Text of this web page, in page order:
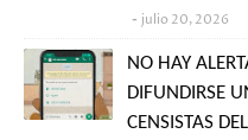
julio 20, 2026
NO HAY
DIFUNDIRSE
CENSISTAS